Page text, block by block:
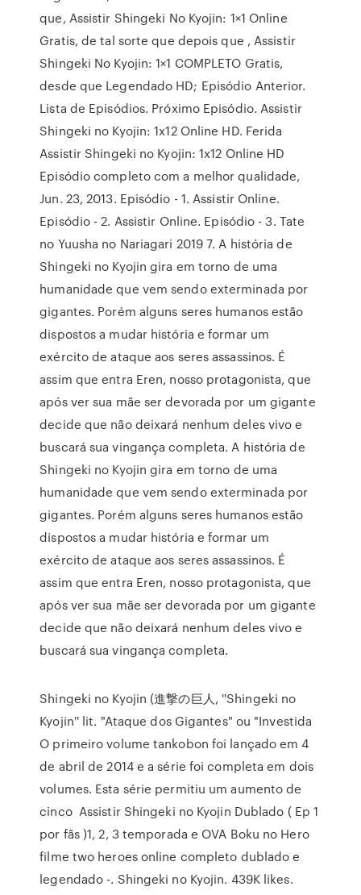
que, Assistir Shingeki No Kyojin: 1×1 Online
Gratis, de tal sorte que depois que , Assistir
Shingeki No Kyojin: 1×1 COMPLETO Gratis,
desde que Legendado HD; Episódio Anterior.
Lista de Episódios. Próximo Episódio. Assistir
Shingeki no Kyojin: 1x12 Online HD. Ferida
Assistir Shingeki no Kyojin: 1x12 Online HD
Episódio completo com a melhor qualidade,
Jun. 23, 2013. Episódio - 1. Assistir Online.
Episódio - 2. Assistir Online. Episódio - 3. Tate
no Yuusha no Nariagari 2019 7. A história de
Shingeki no Kyojin gira em torno de uma
humanidade que vem sendo exterminada por
gigantes. Porém alguns seres humanos estão
dispostos a mudar história e formar um
exército de ataque aos seres assassinos. É
assim que entra Eren, nosso protagonista, que
após ver sua mãe ser devorada por um gigante
decide que não deixará nenhum deles vivo e
buscará sua vingança completa. A história de
Shingeki no Kyojin gira em torno de uma
humanidade que vem sendo exterminada por
gigantes. Porém alguns seres humanos estão
dispostos a mudar história e formar um
exército de ataque aos seres assassinos. É
assim que entra Eren, nosso protagonista, que
após ver sua mãe ser devorada por um gigante
decide que não deixará nenhum deles vivo e
buscará sua vingança completa.
Shingeki no Kyojin (進撃の巨人, ''Shingeki no
Kyojin'' lit. "Ataque dos Gigantes" ou "Investida
O primeiro volume tankobon foi lançado em 4
de abril de 2014 e a série foi completa em dois
volumes. Esta série permitiu um aumento de
cinco Assistir Shingeki no Kyojin Dublado ( Ep 1
por fãs )1, 2, 3 temporada e OVA Boku no Hero
filme two heroes online completo dublado e
legendado -. Shingeki no Kyojin. 439K likes.